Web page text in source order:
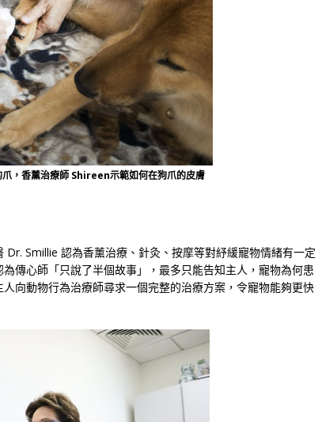
，香薰治療師 Shireen示範如何在狗爪的皮膚
Smillie 認為香薰治療、針灸、按摩等對紓緩寵物情緒有一定
傳心師「只說了半個故事」，最多只能告知主人，寵物為何患
向動物行為治療師尋求一個完整的治療方案，令寵物能夠更快